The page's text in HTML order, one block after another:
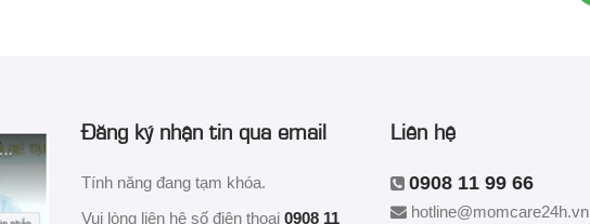
Thông tắc tia sữa
Giá:680,000đ/buổi
Đăng ký nhận tin qua email
Tính năng đang tạm khóa.
Vui lòng liên hệ số điện thoại 0908 11
Liên hệ
0908 11 99 66
hotline@momcare24h.vn